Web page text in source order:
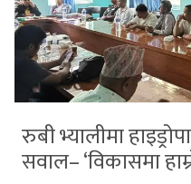
रुबी भ्यालीमा
सवाल– ‘विकासमा